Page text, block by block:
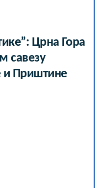
Црна Гора
савезу
и Приштине